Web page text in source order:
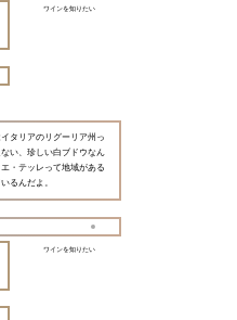
ワインを知りたい
タリアのリグーリア州っ
い、珍しい白ブドウなん
・テッレって地域がある
るんだよ。
ワインを知りたい